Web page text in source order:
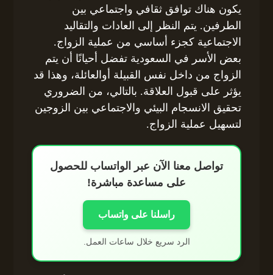
يكون هناك توافق ثقافي واجتماعي بين
الطرفين. يتم النظر إلى العادات والتقاليد
الاجتماعية كجزء أساسي من عملية الزواج.
بعض الأسر في السعودية تفضل أحيانًا أن يتم
الزواج من داخل نفس القبيلة أوالعائلة، وهذا قد
يؤثر على قبول العلاقة. بالتالي، من الضروري
تحقيق الانسجام البيئي والاجتماعي بين الزوجين
لتسهيل عملية الزواج.
تواصل معنا الآن عبر الواتساب للحصول
على مساعدة مباشرة!
راسلنا على واتساب
الرد سريع خلال ساعات العمل.